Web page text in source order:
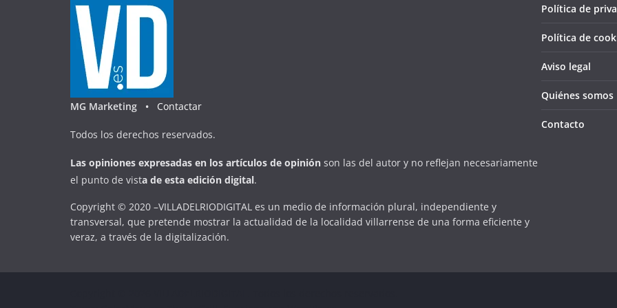
MG Marketing • Contactar
Todos los derechos reservados.
Las opiniones expresadas en los artículos de opinión son las del autor y no reflejan necesariamente
el punto de vista de esta edición digital.
Copyright © 2020 –VILLADELRIODIGITAL es un medio de información plural, independiente y
transversal, que pretende mostrar la actualidad de la localidad villarrense de una forma eficiente y
veraz, a través de la digitalización.
Política de
Política de
Aviso legal
Quiénes somos
Contacto